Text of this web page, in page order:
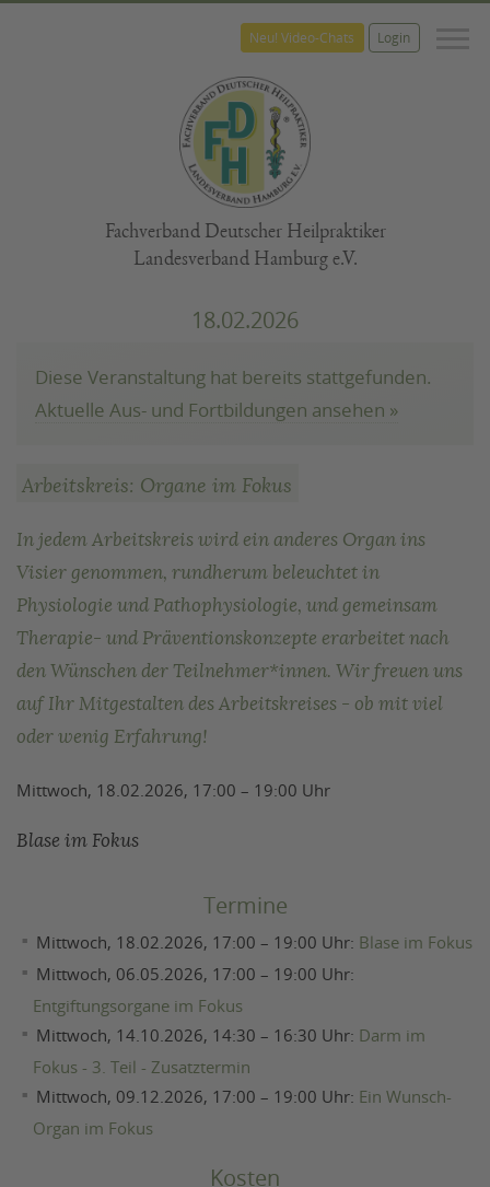
Neu! Video-Chats Login
Fachverband Deutscher Heilpraktiker
Landesverband Hamburg e.V.
18.02.2026
Diese Veranstaltung hat bereits stattgefunden.
Aktuelle Aus- und Fortbildungen ansehen »
Arbeitskreis: Organe im Fokus
In jedem Arbeitskreis wird ein anderes Organ ins
Visier genommen, rundherum beleuchtet in
Physiologie und Pathophysiologie, und gemeinsam
Therapie- und Präventionskonzepte erarbeitet nach
den Wünschen der Teilnehmer*innen. Wir freuen uns
auf Ihr Mitgestalten des Arbeitskreises - ob mit viel
oder wenig Erfahrung!
Mittwoch, 18.02.2026, 17:00 – 19:00 Uhr
Blase im Fokus
Termine
Mittwoch, 18.02.2026, 17:00 – 19:00 Uhr: Blase im Fokus
Mittwoch, 06.05.2026, 17:00 – 19:00 Uhr:
Entgiftungsorgane im Fokus
Mittwoch, 14.10.2026, 14:30 – 16:30 Uhr: Darm im
Fokus - 3. Teil - Zusatztermin
Mittwoch, 09.12.2026, 17:00 – 19:00 Uhr: Ein Wunsch-
Organ im Fokus
Kosten